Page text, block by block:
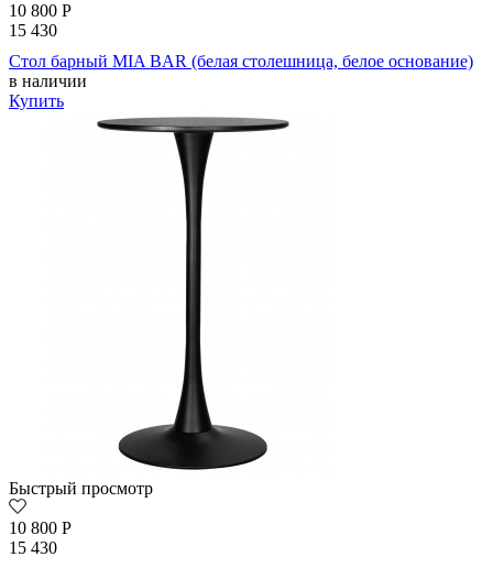
10 800 Р
15 430
Стол барный MIA BAR (белая столешница, белое основание)
в наличии
Купить
Быстрый просмотр
10 800 Р
15 430